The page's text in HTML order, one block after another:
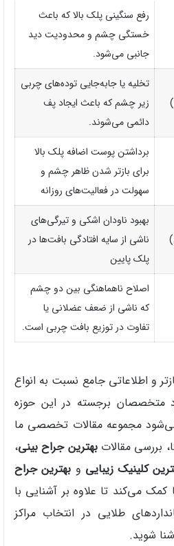
رفع سنگینی پلک بالا که باعث
خستگی چشم و محدودیت دید
جانبی می‌شود.
تخلیه یا جابه‌جایی توده‌های چربی
زیر چشم که باعث ایجاد پف
دائمی می‌شوند.
برداشتن پوست اضافه پلک بالا
برای بازتر شدن ظاهر چشم و
سهولت در فعالیت‌های روزانه
بهبود ناودان اشکی و تیرگی‌های
ناشی از سایه افتادگی بافت‌ها در
پلک پایین
اصلاح ناهماهنگی بین دو چشم
که ناشی از ضعف عضلانی یا
تفاوت در توزیع بافت چربی است.
و اطلاعاتی جامع نسبت به انواع
متخصصان برجسته در این حوزه
مجموعه‌ مقالات تخصصی ما
بررسی مقالاتبهترین جراح بینی،
کلینیک زیبایی و بهترین جراح
می‌کند تا علاوه بر آشنایی با
طلایی در انتخاب مراکز
شوید.